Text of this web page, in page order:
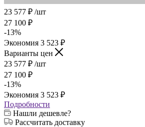
23 577 ₽ /шт
27 100 ₽
-13%
Экономия 3 523 ₽
Варианты цен
23 577 ₽ /шт
27 100 ₽
-13%
Экономия 3 523 ₽
Подробности
Нашли дешевле?
Рассчитать доставку